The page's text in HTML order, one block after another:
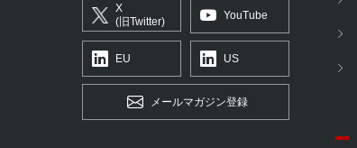
X
(旧Twitter)
YouTube
EU US
メールマガジン登録